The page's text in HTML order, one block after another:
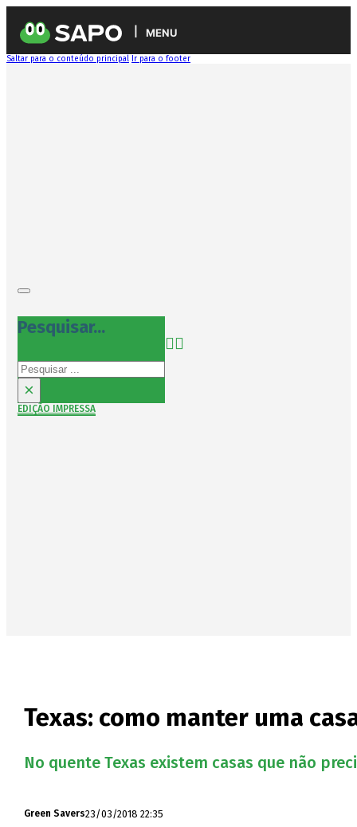
MENU
Saltar para o conteúdo principal Ir para o footer
Pesquisar...
Pesquisar
×
EDIÇÃO IMPRESSA
Texas: como manter uma
No quente Texas existem casas que não
Green Savers23/03/2018 22:35